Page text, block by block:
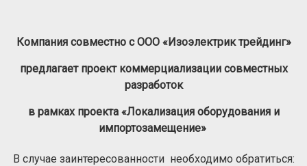
Компания совместно с ООО «Изоэлектрик трейдинг»
предлагает проект коммерциализации совместных
разработок
в рамках проекта «Локализация оборудования и
импортозамещение»
В случае заинтересованности необходимо обратиться: